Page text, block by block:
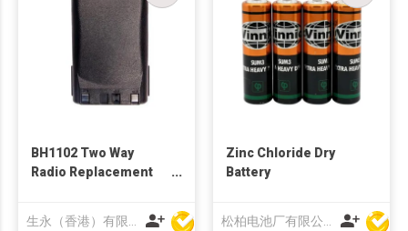
BH1102 Two Way
Radio Replacement
Zinc Chloride Dry
Battery